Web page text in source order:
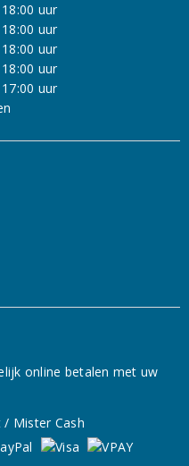
uur
uur
uur
uur
uur
online betalen met uw